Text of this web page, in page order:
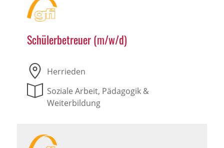
Schülerbetreuer (m/w/d)
Herrieden
Soziale Arbeit, Pädagogik &
Weiterbildung